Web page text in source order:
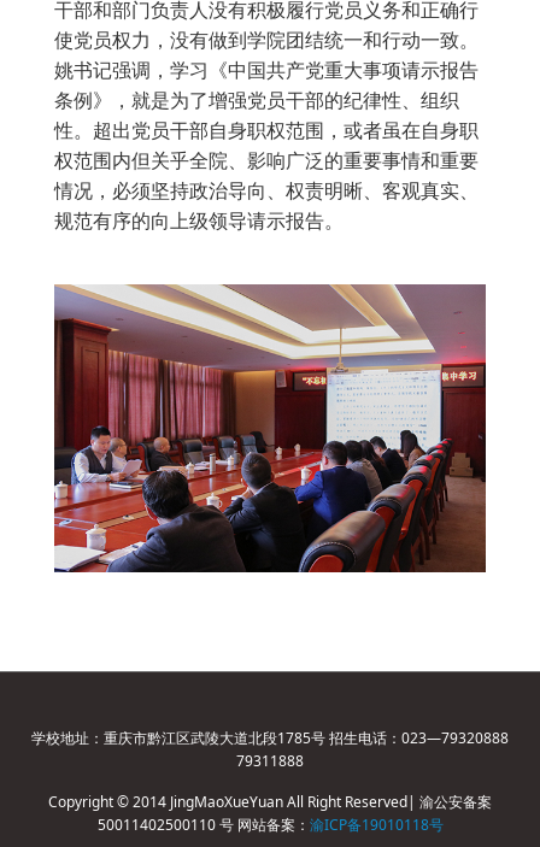
干部和部门负责人没有积极履行党员义务和正确行
使党员权力，没有做到学院团结统一和行动一致。
姚书记强调，学习《中国共产党重大事项请示报告
条例》，就是为了增强党员干部的纪律性、组织
性。超出党员干部自身职权范围，或者虽在自身职
权范围内但关乎全院、影响广泛的重要事情和重要
情况，必须坚持政治导向、权责明晰、客观真实、
规范有序的向上级领导请示报告。
学校地址：重庆市黔江区武陵大道北段1785号 招生电话：023—79320888
79311888
Copyright © 2014 JingMaoXueYuan All Right Reserved| 渝公安备案
50011402500110 号 网站备案： 渝ICP备19010118号